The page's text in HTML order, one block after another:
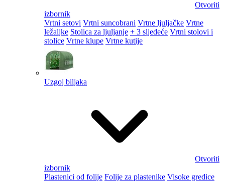
Otvoriti
izbornik
Vrtni setovi Vrtni suncobrani Vrtne ljuljačke Vrtne
ležaljke Stolica za ljuljanje + 3 sljedeće Vrtni stolovi i
stolice Vrtne klupe Vrtne kutije
Uzgoj biljaka
Otvoriti
izbornik
Plastenici od folije Folije za plastenike Visoke gredice